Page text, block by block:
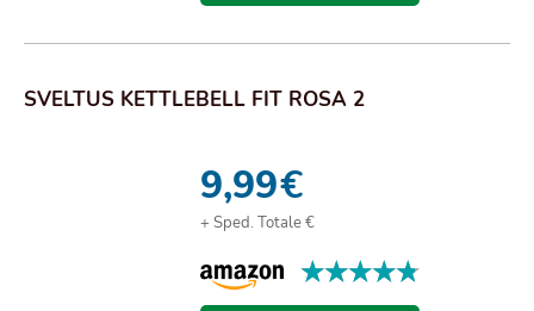
SVELTUS KETTLEBELL FIT ROSA 2
9,99€
+ Sped. Totale €
★★★★★
★★★★★